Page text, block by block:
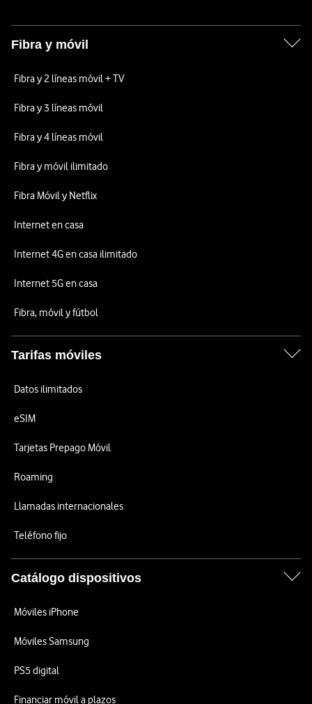
Fibra y móvil
Fibra y 2 líneas móvil + TV
Fibra y 3 líneas móvil
Fibra y 4 líneas móvil
Fibra y móvil ilimitado
Fibra Móvil y Netflix
Internet en casa
Internet 4G en casa ilimitado
Internet 5G en casa
Fibra, móvil y fútbol
Tarifas móviles
Datos ilimitados
eSIM
Tarjetas Prepago Móvil
Roaming
Llamadas internacionales
Teléfono fijo
Catálogo dispositivos
Móviles iPhone
Móviles Samsung
PS5 digital
Financiar móvil a plazos